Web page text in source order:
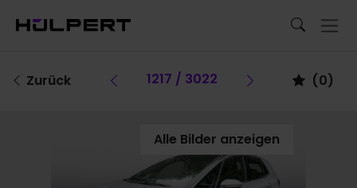
Zurück Vorheriges Fahrzeug
1217 / 3022 Vorheriges
(0)
Alle Bilder anzeigen